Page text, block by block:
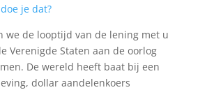
je dat?
we de looptijd van de lening met u
Verenigde Staten aan de oorlog
De wereld heeft baat bij een
dollar aandelenkoers